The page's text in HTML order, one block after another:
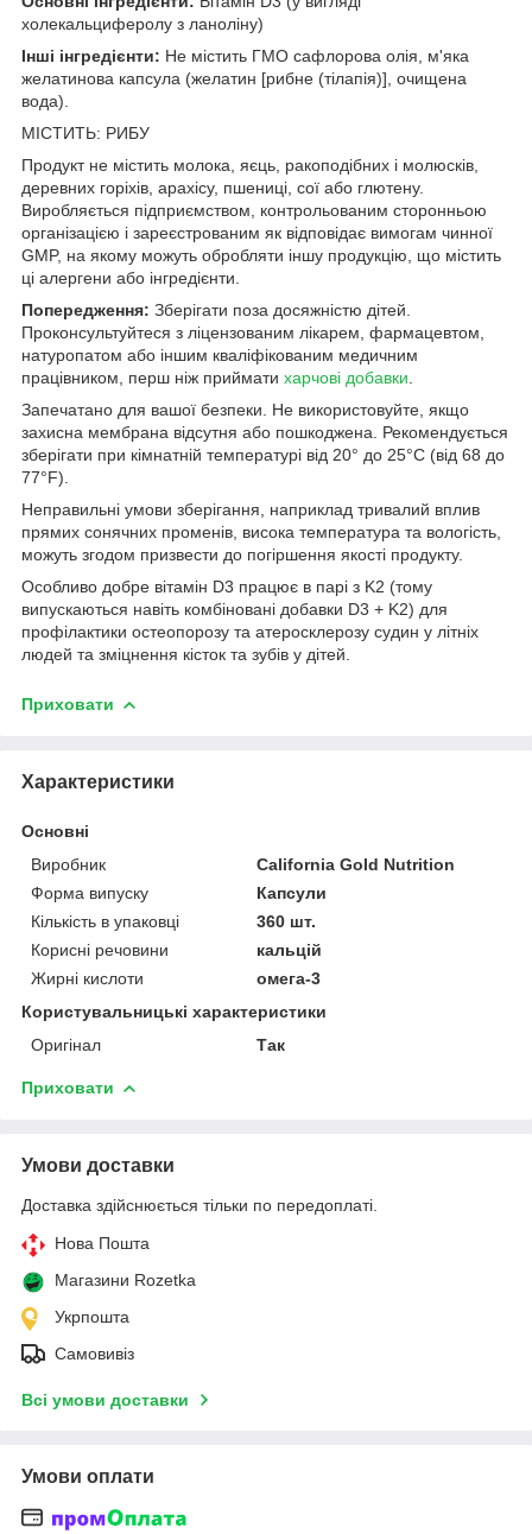
холекальциферолу з ланоліну)
Інші інгредієнти: Не містить ГМО сафлорова олія, м'яка
желатинова капсула (желатин [рибне (тілапія)], очищена
вода).
МІСТИТЬ: РИБУ
Продукт не містить молока, яєць, ракоподібних і молюсків,
деревних горіхів, арахісу, пшениці, сої або глютену.
Виробляється підприємством, контрольованим сторонньою
організацією і зареєстрованим як відповідає вимогам чинної
GMP, на якому можуть обробляти іншу продукцію, що містить
ці алергени або інгредієнти.
Попередження: Зберігати поза досяжністю дітей.
Проконсультуйтеся з ліцензованим лікарем, фармацевтом,
натуропатом або іншим кваліфікованим медичним
працівником, перш ніж приймати харчові добавки
Запечатано для вашої безпеки. Не використовуйте, якщо
захисна мембрана відсутня або пошкоджена. Рекомендується
зберігати при кімнатній температурі від 20° до 25°C (від 68 до
77°F).
Неправильні умови зберігання, наприклад тривалий вплив
прямих сонячних променів, висока температура та вологість,
можуть згодом призвести до погіршення якості продукту.
Особливо добре вітамін D3 працює в парі з K2 (тому
випускаються навіть комбіновані добавки D3 + K2) для
профілактики остеопорозу та атеросклерозу судин у літніх
людей та зміцнення кісток та зубів у дітей.
Приховати
Характеристики
Основні
Виробник
California Gold Nutrition
Форма випуску
Капсули
Кількість в упаковці
360 шт.
Корисні речовини
кальцій
Жирні кислоти
омега-3
Користувальницькі характеристики
Оригінал
Так
Приховати
Умови доставки
Доставка здійснюється тільки по передоплаті.
Нова Пошта
Магазини Rozetka
Укрпошта
Самовивіз
Всі умови доставки
Умови оплати